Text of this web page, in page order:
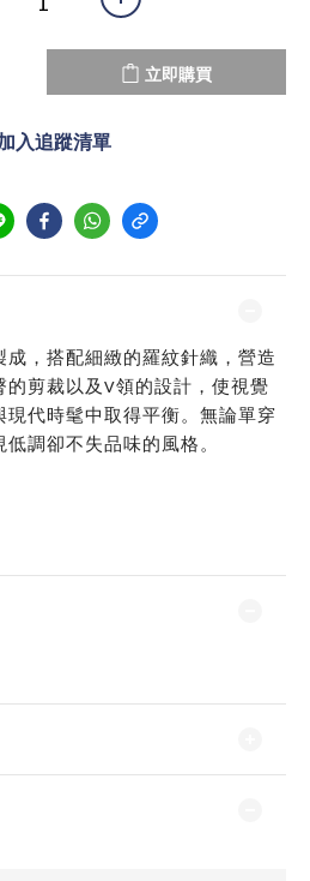
立即購買
入追蹤清單
，搭配細緻的羅紋針織，營造
剪裁以及V領的設計，使視覺
現代時髦中取得平衡。無論單穿
調卻不失品味的風格。